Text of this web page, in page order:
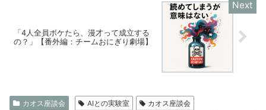
「4人全員ボケたら、漫才って成立する
の？」【番外編：チームおにぎり劇場】
カオス座談会 AIとの実験室
カオス座談会